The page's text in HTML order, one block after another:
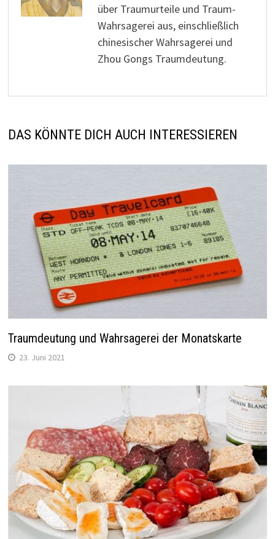
über Traumurteile und Traum-
Wahrsagerei aus, einschließlich
chinesischer Wahrsagerei und
Zhou Gongs Traumdeutung.
DAS KÖNNTE DICH AUCH INTERESSIEREN
Traumdeutung und Wahrsagerei der Monatskarte
23. Juni 2021